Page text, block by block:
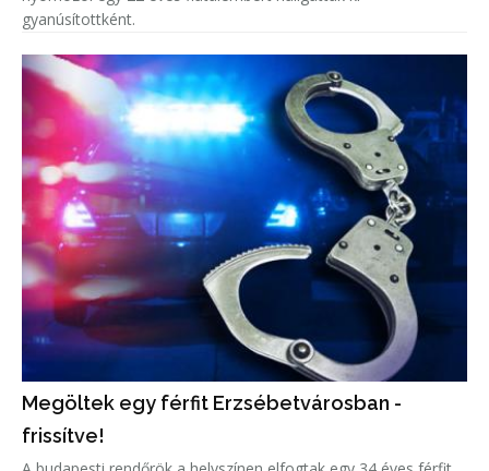
gyanúsítottként.
Megöltek egy férfit Erzsébetvárosban -
frissítve!